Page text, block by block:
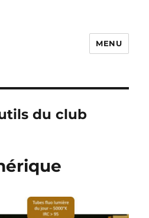
de Compiègne
MENU
du club